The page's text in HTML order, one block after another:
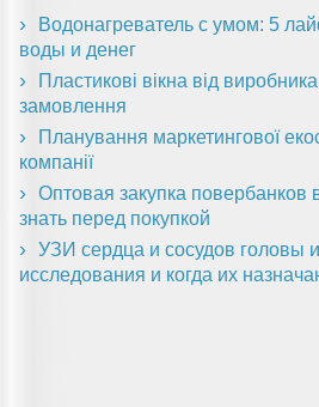
Водонагреватель с умом: 5
воды и денег
Пластикові вікна від
замовлення
Планування маркетингової
компанії
Оптовая закупка повербанков
знать перед покупкой
УЗИ сердца и сосудов головы
исследования и когда их